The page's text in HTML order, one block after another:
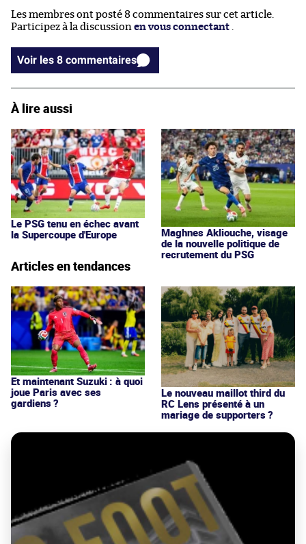
Les membres ont posté 8 commentaires sur cet article.
Participez à la discussion en vous connectant
Voir les 8 commentaires
À lire aussi
Le PSG tenu en échec avant
la Supercoupe d'Europe
Maghnes Akliouche, visage
de la nouvelle politique de
recrutement du PSG
Articles en tendances
Et maintenant Suzuki : à quoi
joue Paris avec ses
gardiens ?
Le nouveau maillot third du
RC Lens présenté à un
mariage de supporters ?